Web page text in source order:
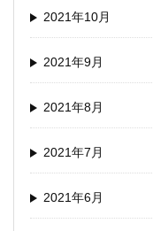
2021年10月
2021年9月
2021年8月
2021年7月
2021年6月